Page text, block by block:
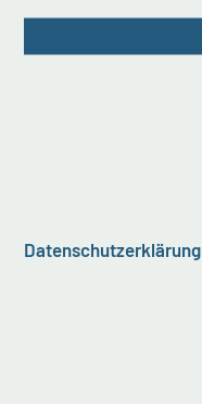
Datenschutzerklärung